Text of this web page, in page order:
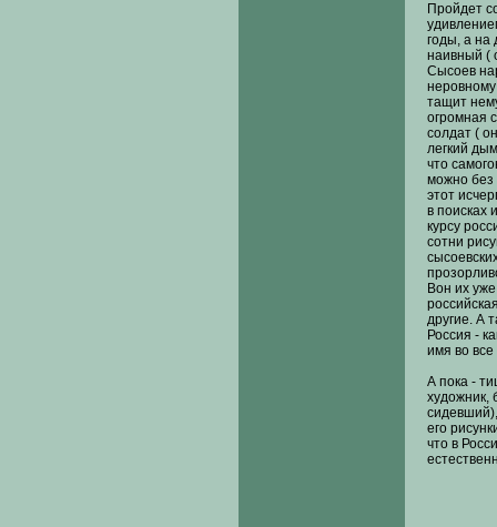
Пройдет
годы, а на
наивный (
Сысоев
тащит
огромная
солдат (
легкий
что
можно без
этот
в поисках
курсу
сотни
Вон их
другие. А
Россия -
имя во все
А пока -
художник,
его
что в